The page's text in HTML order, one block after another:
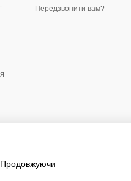
Передзвонити вам?
Продовжуючи